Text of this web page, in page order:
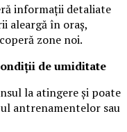
informații detaliate
aleargă în oraș,
zone noi.
de umiditate
la atingere și poate
antrenamentelor sau